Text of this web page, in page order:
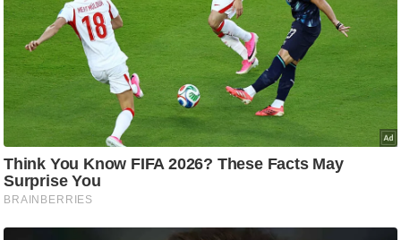
स
मी
क्षा
B
r
e
a
k
i
n